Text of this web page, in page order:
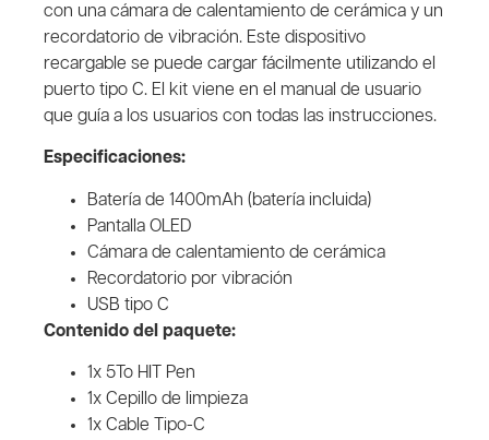
con una cámara de calentamiento de cerámica y un
recordatorio de vibración. Este dispositivo
recargable se puede cargar fácilmente utilizando el
puerto tipo C. El kit viene en el manual de usuario
que guía a los usuarios con todas las instrucciones.
Especificaciones:
Batería de 1400mAh (batería incluida)
Pantalla OLED
Cámara de calentamiento de cerámica
Recordatorio por vibración
USB tipo C
Contenido del paquete:
1x 5To HIT Pen
1x Cepillo de limpieza
1x Cable Tipo-C